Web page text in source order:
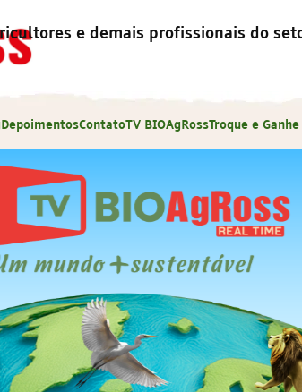
DepoimentosContatoTV BIOAgRossTroque e Ganhe
e demais profissionais do